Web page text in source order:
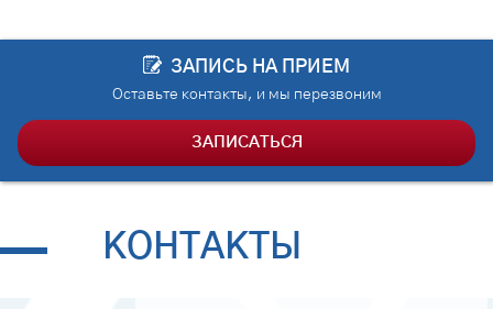
ЗАПИСЬ НА ПРИЕМ
Оставьте контакты, и мы перезвоним
ЗАПИСАТЬСЯ
КОНТАКТЫ